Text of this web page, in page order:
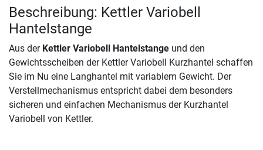
Beschreibung: Kettler Variobell
Hantelstange
Aus der Kettler Variobell Hantelstange und den
Gewichtsscheiben der Kettler Variobell Kurzhantel schaffen
Sie im Nu eine Langhantel mit variablem Gewicht. Der
Verstellmechanismus entspricht dabei dem besonders
sicheren und einfachen Mechanismus der Kurzhantel
Variobell von Kettler.